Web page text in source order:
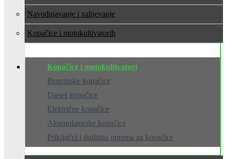
Navodnjavanje i zalijevanje
Kopačice i motokultivatori
Kopačice i motokultivatori
Benzinske kopačice
Diesel kopačice
Električne kopačice
Akumulatorske kopačice
Priključci i dodatna oprema za kopačice